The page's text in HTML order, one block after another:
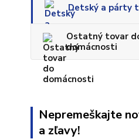
Detský a párty
Ostatný tovar
domácnosti
Nepremeškajte
a zľavy!